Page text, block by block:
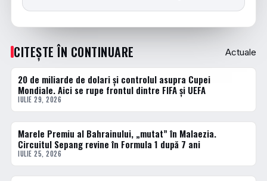
CITEȘTE ÎN CONTINUARE Actuale
ACTUALE
20 de miliarde de dolari și controlul asupra Cupei
Mondiale. Aici se rupe frontul dintre FIFA și UEFA
IULIE 29, 2026
ACTUALE
Marele Premiu al Bahrainului, „mutat” în Malaezia.
Circuitul Sepang revine în Formula 1 după 7 ani
IULIE 25, 2026